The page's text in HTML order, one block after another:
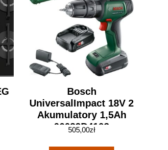
Bosch
UniversalImpact 18V 2
Akumulatory 1,5Ah
06039D4102
505,00zł